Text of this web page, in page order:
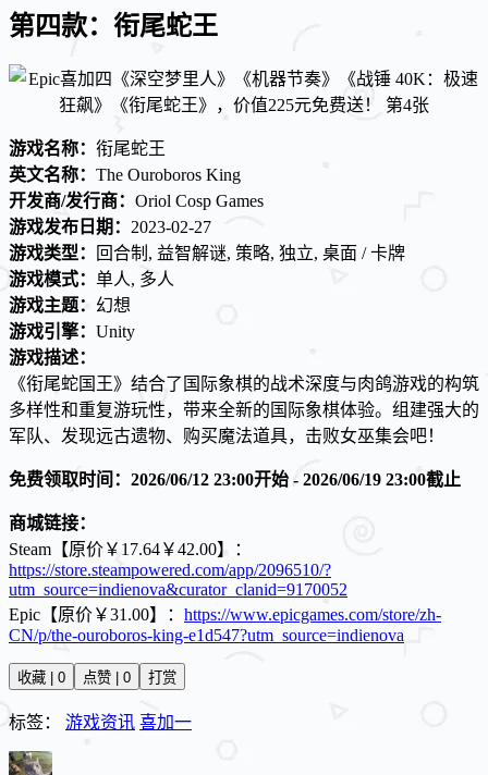
第四款：衔尾蛇王
游戏名称： 衔尾蛇王
英文名称： The Ouroboros King
开发商/发行商： Oriol Cosp Games
游戏发布日期： 2023-02-27
游戏类型：
回合制, 益智解谜, 策略, 独立, 桌面 / 卡牌
游戏模式： 单人, 多人
游戏主题： 幻想
游戏引擎： Unity
游戏描述：
《衔尾蛇国王》结合了国际象棋的战术深度与肉鸽游戏的构筑
多样性和重复游玩性，带来全新的国际象棋体验。组建强大的
军队、发现远古遗物、购买魔法道具，击败女巫集会吧！
免费领取时间：2026/06/12 23:00开始 - 2026/06/19 23:00截止
商城链接：
Steam【原价￥17.64￥42.00】：
https://store.steampowered.com/app/2096510/?
utm_source=indienova&curator_clanid=9170052
Epic【原价￥31.00】： https://www.epicgames.com/store/zh-
CN/p/the-ouroboros-king-e1d547?utm_source=indienova
收藏 | 0 点赞 | 0 打赏
标签： 游戏资讯 喜加一